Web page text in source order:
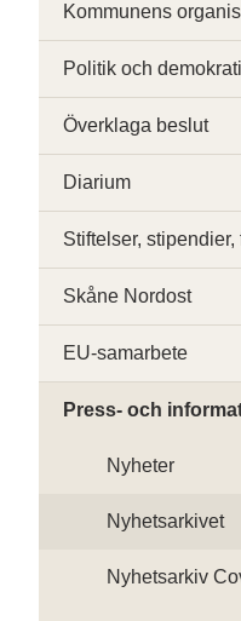
Kommunens
Politik och demokrati
Överklaga beslut
Diarium
Stiftelser,
Skåne Nordost
EU-samarbete
Press- och
Nyheter
Nyhetsarkivet
Nyhetsarkiv